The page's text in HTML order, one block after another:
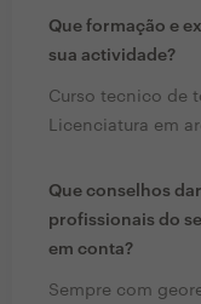
Que formação e
sua actividade?
Curso tecnico de
Licenciatura em
Que conselhos
profissionais do
em conta?
Sempre com